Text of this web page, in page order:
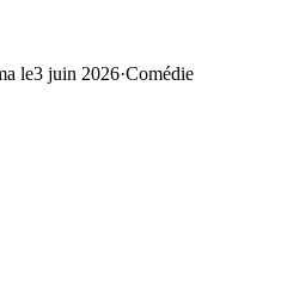
le3 juin 2026·Comédie